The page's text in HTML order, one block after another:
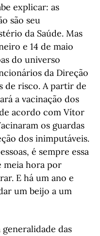
explicar: as
são seu
da Saúde. Mas
e 14 de maio
do universo
da Direção
de risco. A partir de
a vacinação dos
acordo com Vítor
os guardas
dos inimputáveis.
é sempre essa
meia hora por
E há um ano e
um beijo a um
das